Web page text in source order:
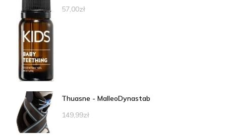
57,00zł
Thuasne - MalleoDynastab
149,99zł